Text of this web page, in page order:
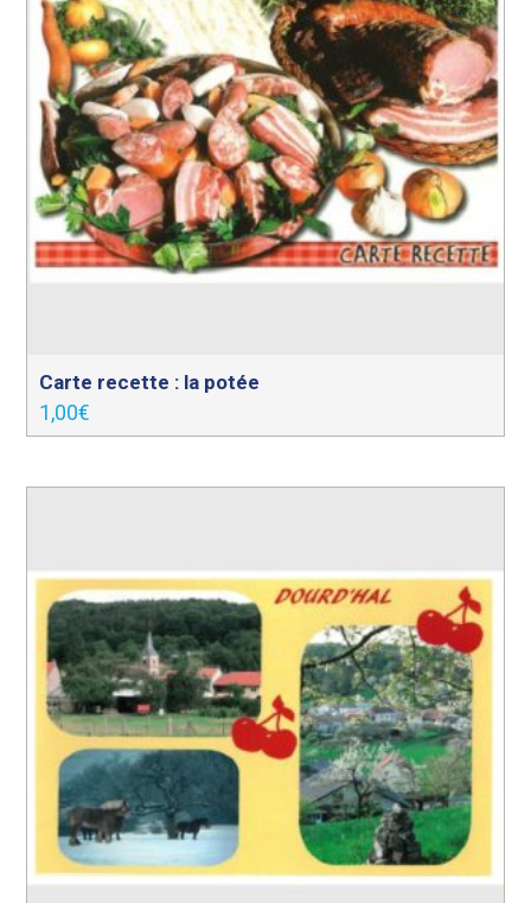
Carte recette : la potée
1,00€